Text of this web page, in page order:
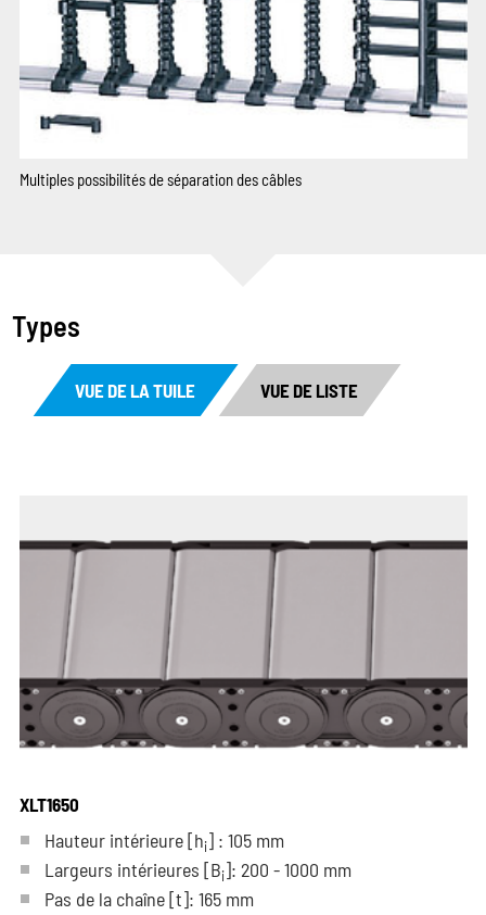
Multiples possibilités de séparation des câbles
Types
VUE DE LA TUILE VUE DE LISTE
XLT1650
Hauteur intérieure [hi] : 105 mm
Largeurs intérieures [Bi]: 200 - 1000 mm
Pas de la chaîne[t]: 165 mm